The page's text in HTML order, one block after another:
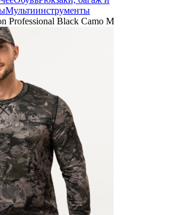
Мультиинструменты
Professional Black Camo M